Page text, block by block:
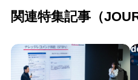
関連特集記事（